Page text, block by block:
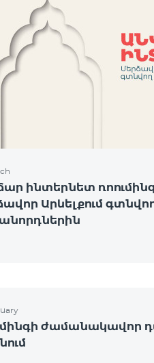
ինտերնետ
Արևելքում
ժամանակավոր